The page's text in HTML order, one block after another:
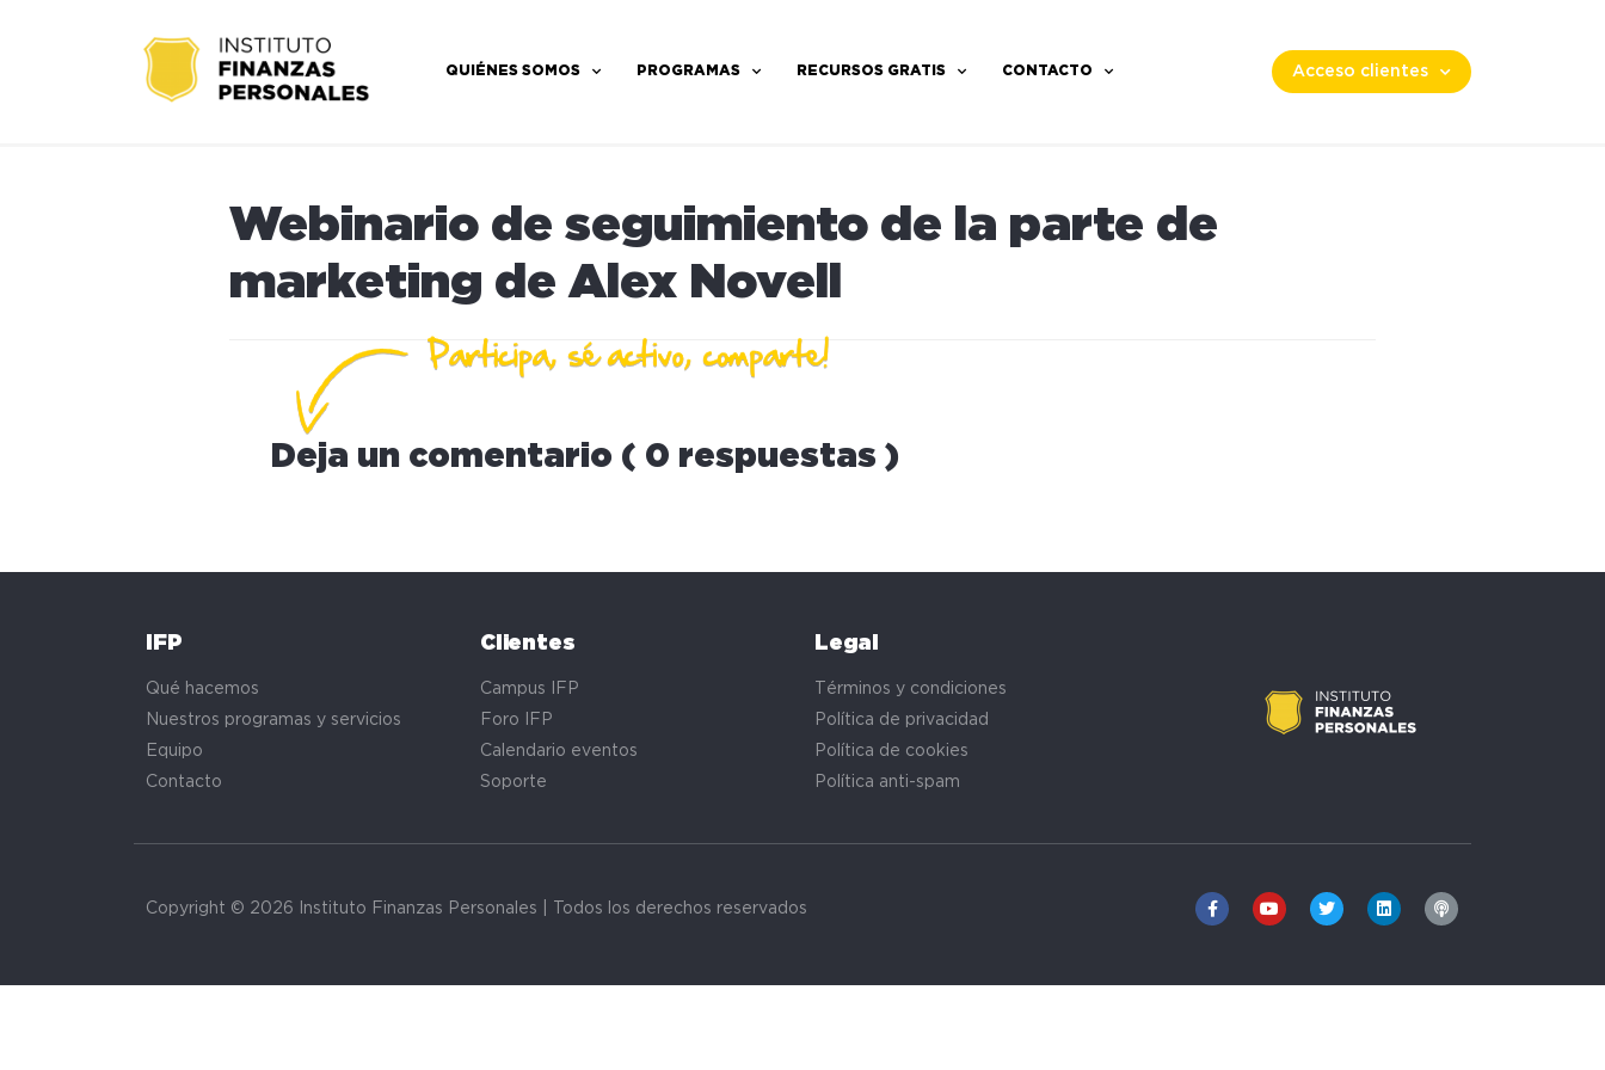
QUIÉNES SOMOS PROGRAMAS RECURSOS GRATIS CONTACTO Acceso clientes
Webinario de seguimiento de la parte de
marketing de Alex Novell
Deja un comentario ( 0 respuestas )
IFP
Qué hacemos
Nuestros programas y servicios
Equipo
Contacto
Clientes
Campus IFP
Foro IFP
Calendario eventos
Soporte
Legal
Términos y condiciones
Política de privacidad
Política de cookies
Política anti-spam
Copyright © 2026 Instituto Finanzas Personales | Todos los derechos reservados